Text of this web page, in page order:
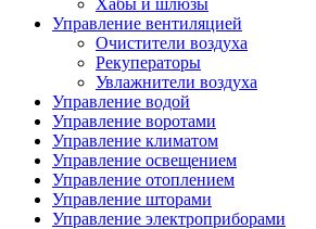
Хабы и шлюзы
Управление вентиляцией
Очистители воздуха
Рекуператоры
Увлажнители воздуха
Управление водой
Управление воротами
Управление климатом
Управление освещением
Управление отоплением
Управление шторами
Управление электроприборами